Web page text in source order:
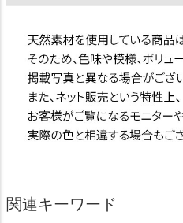
関連キーワード